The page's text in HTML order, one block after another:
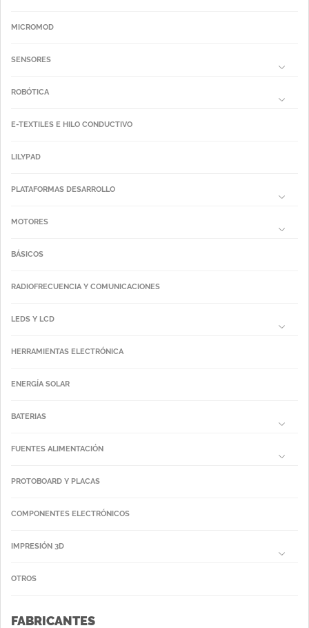
MICROMOD
SENSORES
ROBÓTICA
E-TEXTILES E HILO CONDUCTIVO
LILYPAD
PLATAFORMAS DESARROLLO
MOTORES
BÁSICOS
RADIOFRECUENCIA Y COMUNICACIONES
LEDS Y LCD
HERRAMIENTAS ELECTRÓNICA
ENERGÍA SOLAR
BATERIAS
FUENTES ALIMENTACIÓN
PROTOBOARD Y PLACAS
COMPONENTES ELECTRÓNICOS
IMPRESIÓN 3D
OTROS
FABRICANTES